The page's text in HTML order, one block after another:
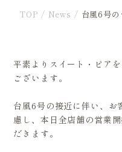
コスメ・サプ
お知らせ
プライバシー
TOP / News / 台
平素よりスイート・ピア
ございます。
台風6号の接近に伴い、お
慮し、本日全店舗の営業
だきます。